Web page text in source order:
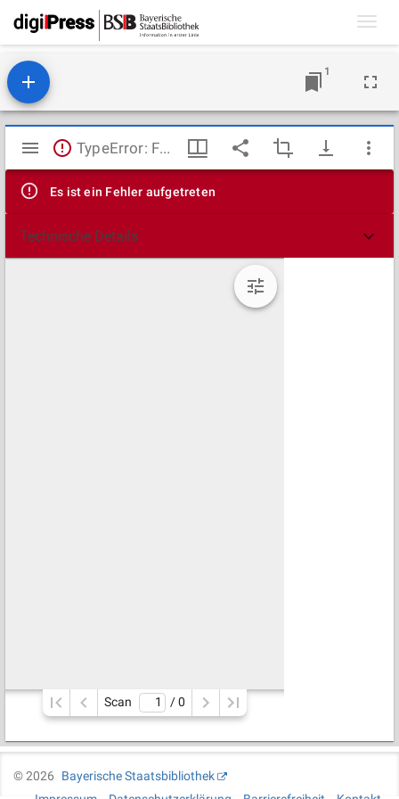
1
Mirador
Viewer
TypeError: Failed to fetch
Es ist ein Fehler aufgetreten
Technische Details
Scan / 0
©2026
Bayerische Staatsbibliothek